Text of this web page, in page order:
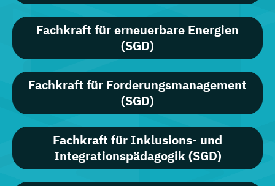
Fachkraft für erneuerbare Energien
(SGD)
Fachkraft für Forderungsmanagement
(SGD)
Fachkraft für Inklusions- und
Integrationspädagogik (SGD)